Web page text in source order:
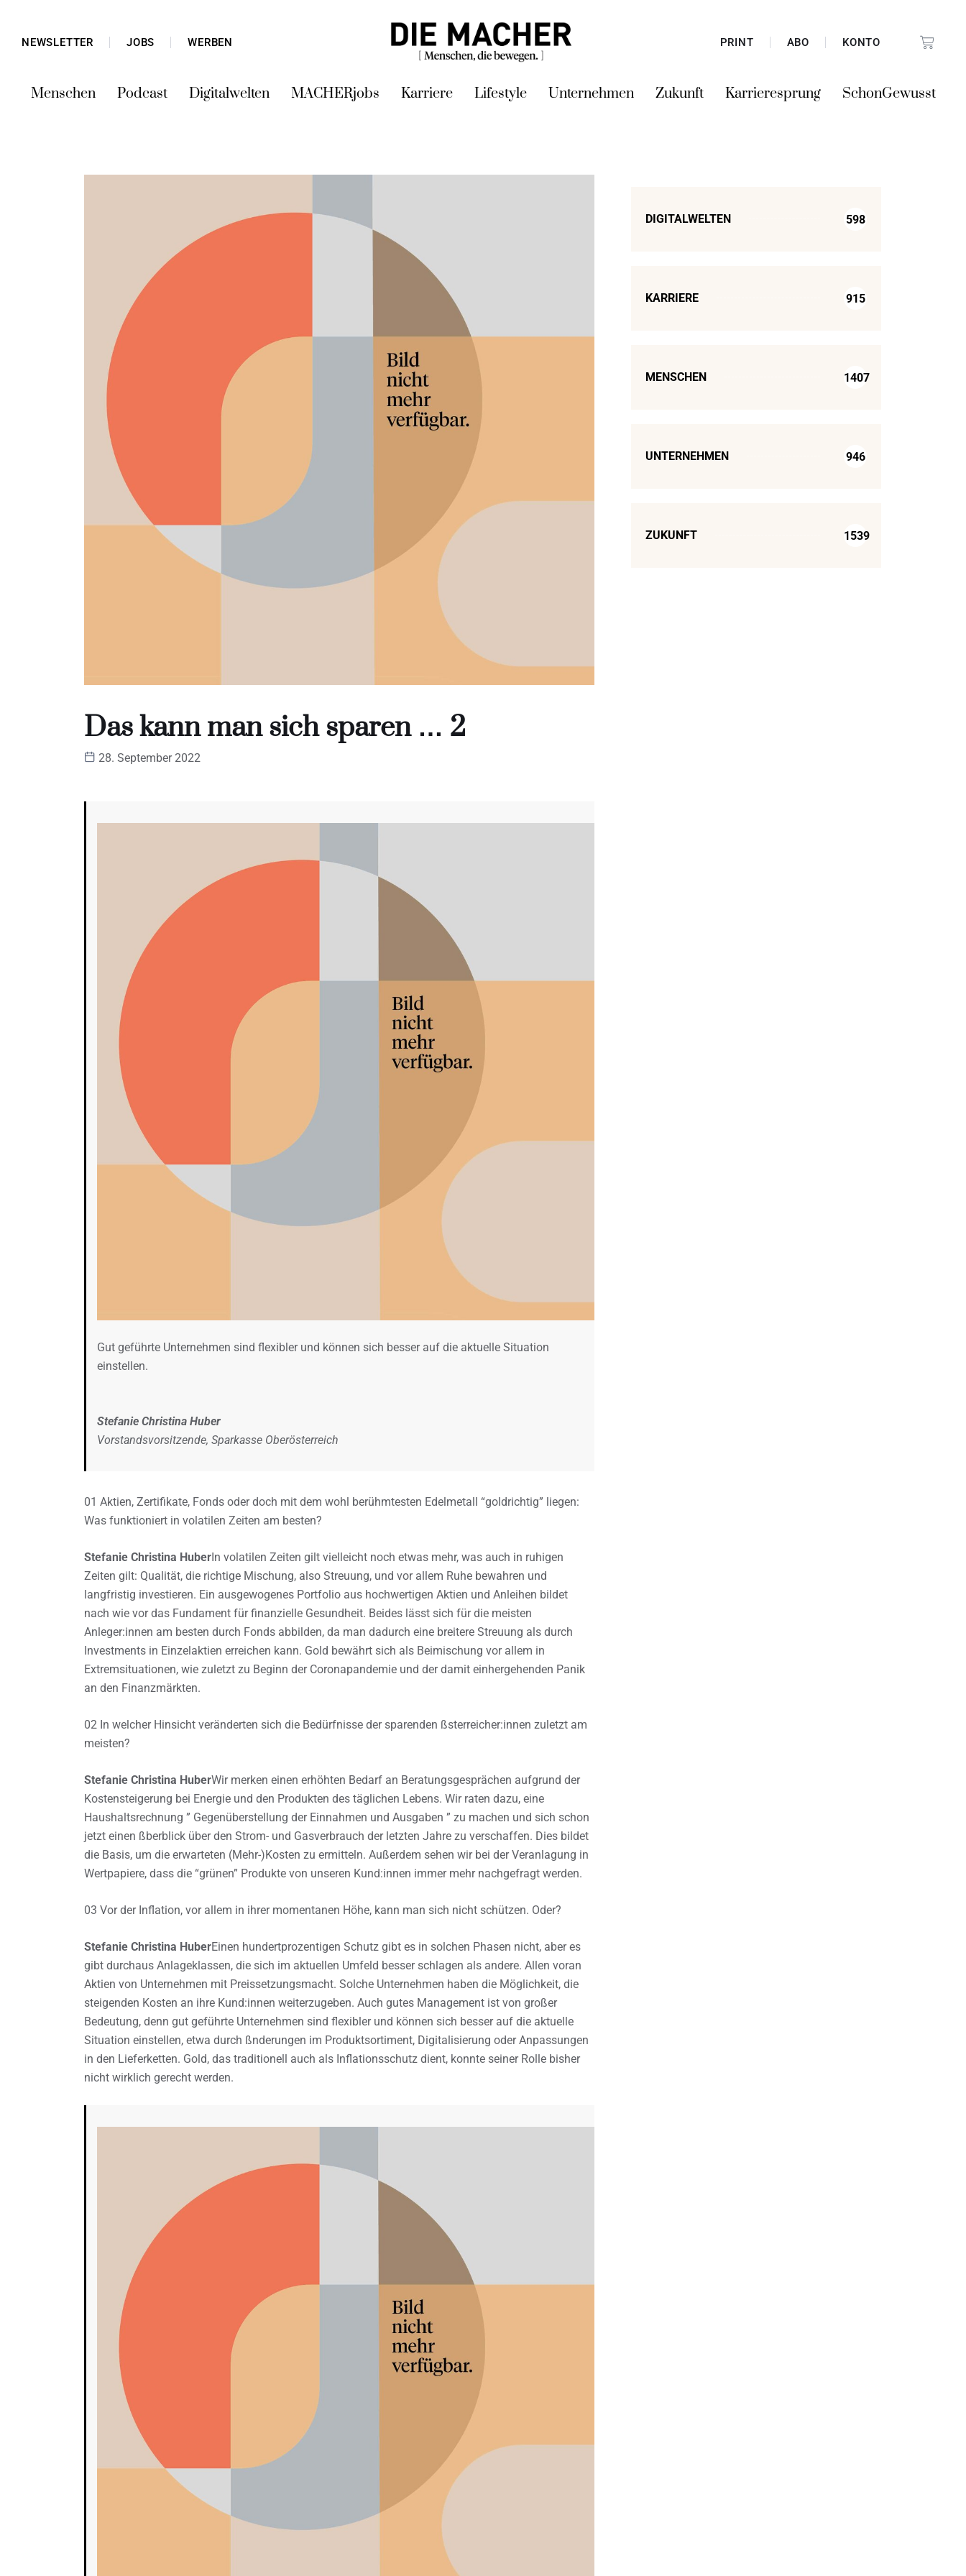
NEWSLETTER JOBS WERBEN PRINT ABO KONTO
Menschen Podcast Digitalwelten MACHERjobs Karriere Lifestyle Unternehmen Zukunft Karrieresprung SchonGewusst
Das kann man sich sparen … 2
28. September 2022
Gut geführte Unternehmen sind flexibler und können sich besser auf die aktuelle Situation
einstellen.
Stefanie Christina Huber
Vorstandsvorsitzende, Sparkasse Oberösterreich
01 Aktien, Zertifikate, Fonds oder doch mit dem wohl berühmtesten Edelmetall “goldrichtig” liegen:
Was funktioniert in volatilen Zeiten am besten?
Stefanie Christina HuberIn volatilen Zeiten gilt vielleicht noch etwas mehr, was auch in ruhigen
Zeiten gilt: Qualität, die richtige Mischung, also Streuung, und vor allem Ruhe bewahren und
langfristig investieren. Ein ausgewogenes Portfolio aus hochwertigen Aktien und Anleihen bildet
nach wie vor das Fundament für finanzielle Gesundheit. Beides lässt sich für die meisten
Anleger:innen am besten durch Fonds abbilden, da man dadurch eine breitere Streuung als durch
Investments in Einzelaktien erreichen kann. Gold bewährt sich als Beimischung vor allem in
Extremsituationen, wie zuletzt zu Beginn der Coronapandemie und der damit einhergehenden Panik
an den Finanzmärkten.
02 In welcher Hinsicht veränderten sich die Bedürfnisse der sparenden ßsterreicher:innen zuletzt am
meisten?
Stefanie Christina HuberWir merken einen erhöhten Bedarf an Beratungsgesprächen aufgrund der
Kostensteigerung bei Energie und den Produkten des täglichen Lebens. Wir raten dazu, eine
Haushaltsrechnung ” Gegenüberstellung der Einnahmen und Ausgaben ” zu machen und sich schon
jetzt einen ßberblick über den Strom- und Gasverbrauch der letzten Jahre zu verschaffen. Dies bildet
die Basis, um die erwarteten (Mehr-)Kosten zu ermitteln. Außerdem sehen wir bei der Veranlagung in
Wertpapiere, dass die “grünen” Produkte von unseren Kund:innen immer mehr nachgefragt werden.
03 Vor der Inflation, vor allem in ihrer momentanen Höhe, kann man sich nicht schützen. Oder?
Stefanie Christina HuberEinen hundertprozentigen Schutz gibt es in solchen Phasen nicht, aber es
gibt durchaus Anlageklassen, die sich im aktuellen Umfeld besser schlagen als andere. Allen voran
Aktien von Unternehmen mit Preissetzungsmacht. Solche Unternehmen haben die Möglichkeit, die
steigenden Kosten an ihre Kund:innen weiterzugeben. Auch gutes Management ist von großer
Bedeutung, denn gut geführte Unternehmen sind flexibler und können sich besser auf die aktuelle
Situation einstellen, etwa durch ßnderungen im Produktsortiment, Digitalisierung oder Anpassungen
in den Lieferketten. Gold, das traditionell auch als Inflationsschutz dient, konnte seiner Rolle bisher
nicht wirklich gerecht werden.
DIGITALWELTEN 598
KARRIERE 915
MENSCHEN 1407
UNTERNEHMEN 946
ZUKUNFT 1539